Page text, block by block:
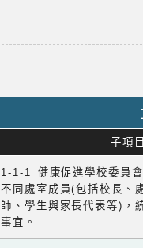
子項目
1-1-1 健康促進學校委員
不同處室成員(包括校長、
師、學生與家長代表等)，
事宜。